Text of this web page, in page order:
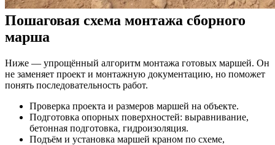
Пошаговая схема монтажа сборного
марша
Ниже — упрощённый алгоритм монтажа готовых маршей. Он
не заменяет проект и монтажную документацию, но поможет
понять последовательность работ.
Проверка проекта и размеров маршей на объекте.
Подготовка опорных поверхностей: выравнивание,
бетонная подготовка, гидроизоляция.
Подъём и установка маршей краном по схеме,